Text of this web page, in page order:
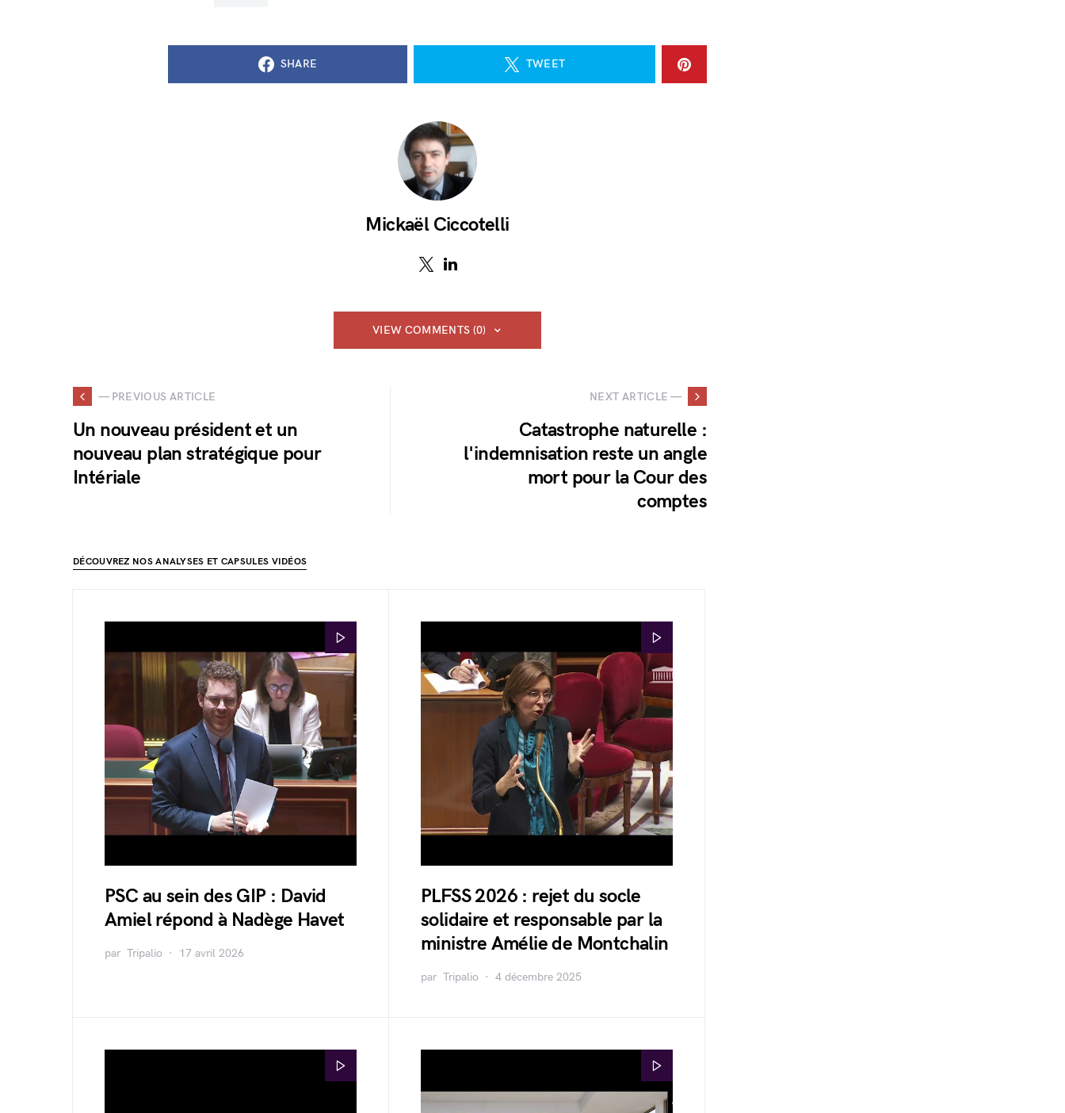
SHARE TWEET
Mickaël Ciccotelli
VIEW COMMENTS (0)
— PREVIOUS ARTICLE
Un nouveau président et un
nouveau plan stratégique pour
Intériale
NEXT ARTICLE —
Catastrophe naturelle :
l'indemnisation reste un angle
mort pour la Cour des
comptes
DÉCOUVREZ NOS ANALYSES ET CAPSULES VIDÉOS
PSC au sein des GIP : David
Amiel répond à Nadège Havet
par Tripalio 17 avril 2026
PLFSS 2026 : rejet du socle
solidaire et responsable par la
ministre Amélie de Montchalin
par Tripalio 4 décembre 2025